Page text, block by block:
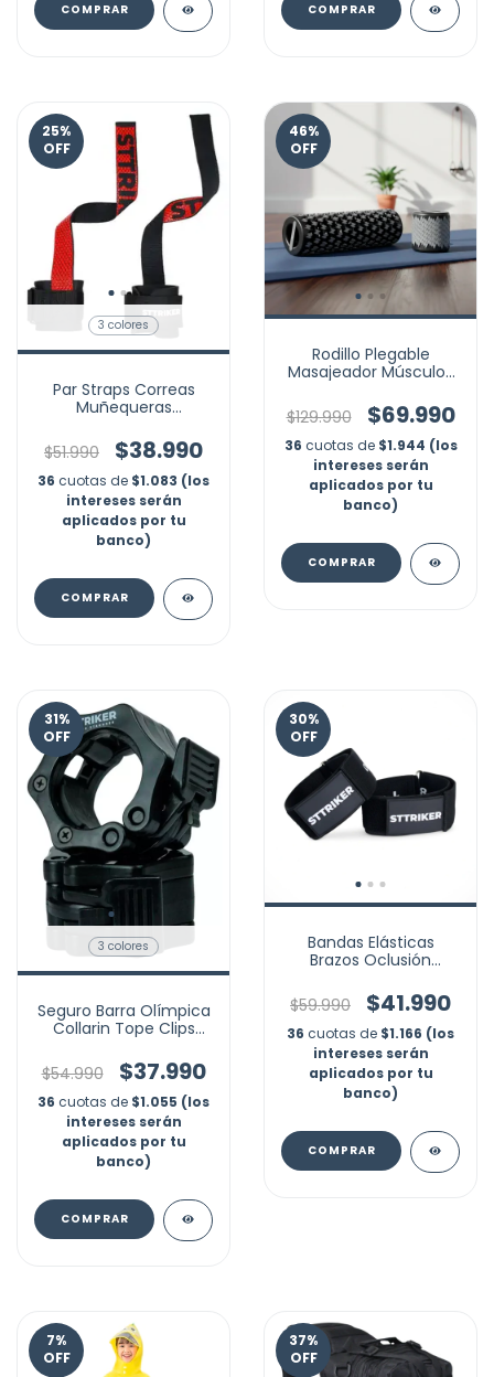
COMPRAR COMPRAR
25%
OFF
3 colores
Par Straps Correas
Muñequeras
Gym
$51.990 $38.990
36 cuotas de $1.083 (los
intereses serán
aplicados por tu
banco)
COMPRAR
46%
OFF
Rodillo Plegable
Masajeador Músculos
$129.990
$69.990
36 cuotas de $1.944 (los
intereses serán
aplicados por tu
banco)
COMPRAR
31%
OFF
3 colores
Seguro Barra Olímpica
Collarin Tope Clips
$54.990
$37.990
36 cuotas de $1.055 (los
intereses serán
aplicados por tu
banco)
COMPRAR
30%
OFF
Bandas Elásticas
Brazos Oclusión
Sanguíneo
$59.990 $41.990
36 cuotas de $1.166 (los
intereses serán
aplicados por tu
banco)
COMPRAR
7%
OFF
37%
OFF